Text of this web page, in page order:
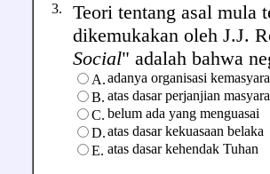
3. Teori tentang asal mula
dikemukakan oleh J.J.
Social" adalah bahwa
A.adanya organisasi
B. atas dasar perjanjian
C. belum ada yang menguasai
D.atas dasar kekuasaan belaka
E. atas dasar kehendak Tuhan